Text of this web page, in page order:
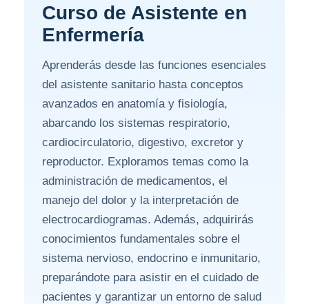
Curso de Asistente en
Enfermería
Aprenderás desde las funciones esenciales
del asistente sanitario hasta conceptos
avanzados en anatomía y fisiología,
abarcando los sistemas respiratorio,
cardiocirculatorio, digestivo, excretor y
reproductor. Exploramos temas como la
administración de medicamentos, el
manejo del dolor y la interpretación de
electrocardiogramas. Además, adquirirás
conocimientos fundamentales sobre el
sistema nervioso, endocrino e inmunitario,
preparándote para asistir en el cuidado de
pacientes y garantizar un entorno de salud